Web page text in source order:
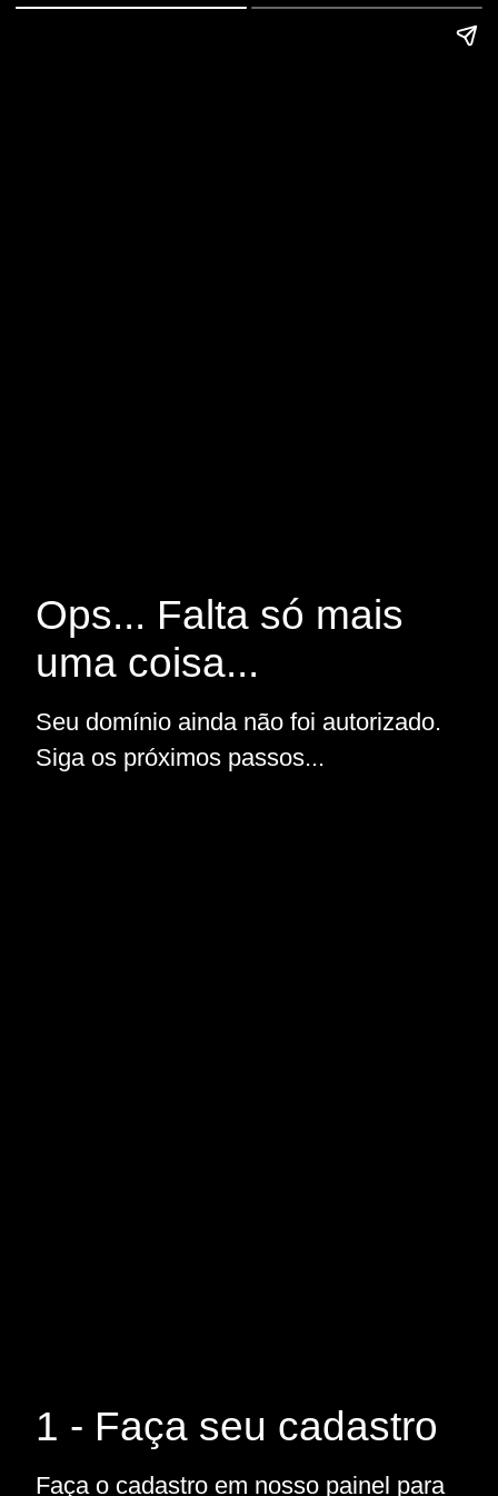
Ops... Falta só mais
uma coisa...
Seu domínio ainda não foi autorizado.
Siga os próximos passos...
1 - Faça seu cadastro
Faça o cadastro em nosso painel para